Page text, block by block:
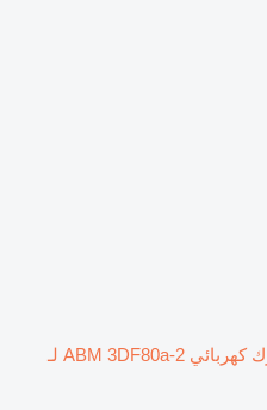
محرك كهربائي ABM 3DF80a-2 لـ